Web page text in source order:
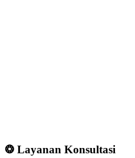
❂ Layanan Konsultasi